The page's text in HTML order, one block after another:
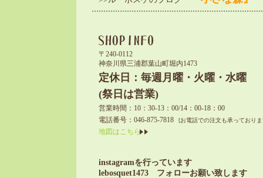
〒240-0112
神奈川県三浦郡葉山町堀内1473
定休日：毎週月曜・火曜・水曜
(祭日は営業)
営業時間：10：30-13：00/14：00-18：00
電話番号：046-875-7818
[お電話での注文も承っており
地図はこちら
instagramを行っています
lebosquet1473 フォローお願い致します